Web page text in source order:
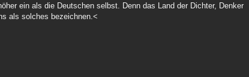
ein als die Deutschen selbst. Denn das Land der Dichter, Denker
als solches bezeichnen.<